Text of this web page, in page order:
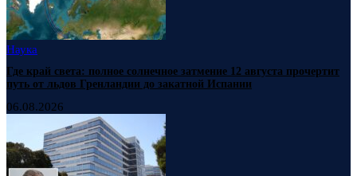
Наука
Где край света: полное солнечное затмение 12 августа прочертит
путь от льдов Гренландии до закатной Испании
06.08.2026